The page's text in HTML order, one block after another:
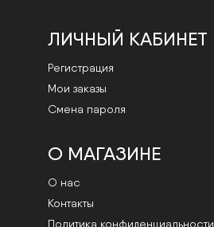
ЛИЧНЫЙ КАБИНЕТ
Регистрация
Мои заказы
Смена пароля
О МАГАЗИНЕ
О нас
Контакты
Политика конфиденциальности